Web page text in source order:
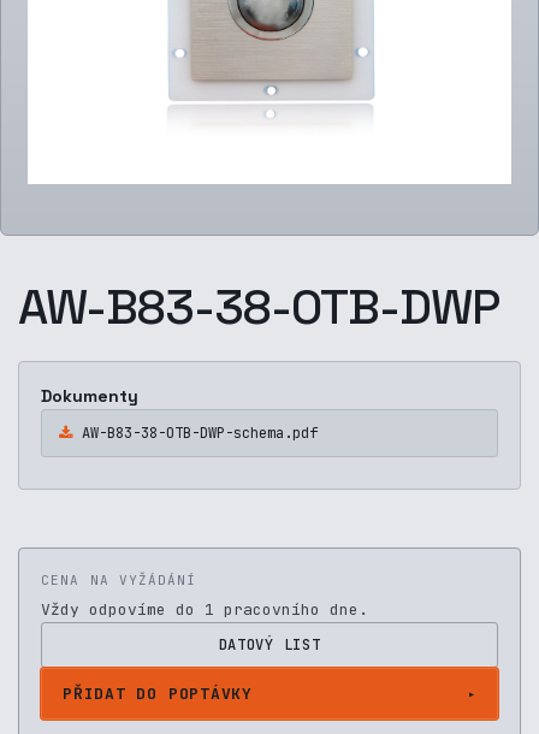
AW-B83-38-OTB-DWP
Dokumenty
AW-B83-38-OTB-DWP-schema.pdf
CENA NA VYŽÁDÁNÍ
Vždy odpovíme do 1 pracovního dne.
DATOVÝ LIST
PŘIDAT DO POPTÁVKY